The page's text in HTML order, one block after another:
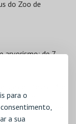
para o
a sua
do Zoo de
arvorismo: de 7
entre os 03 e
1,20m .
com mais de